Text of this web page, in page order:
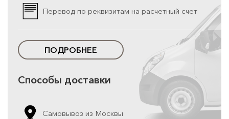
Перевод по реквизитам на расчетный счет
ПОДРОБНЕЕ
Способы доставки
Самовывоз из Москвы